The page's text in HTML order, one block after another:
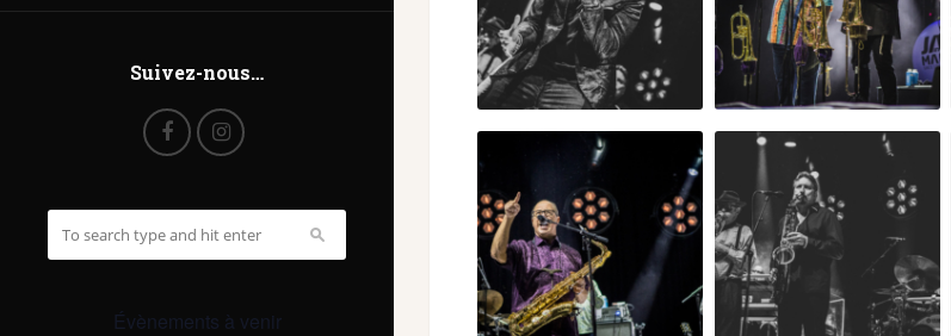
Suivez-nous…
Évènements à venir